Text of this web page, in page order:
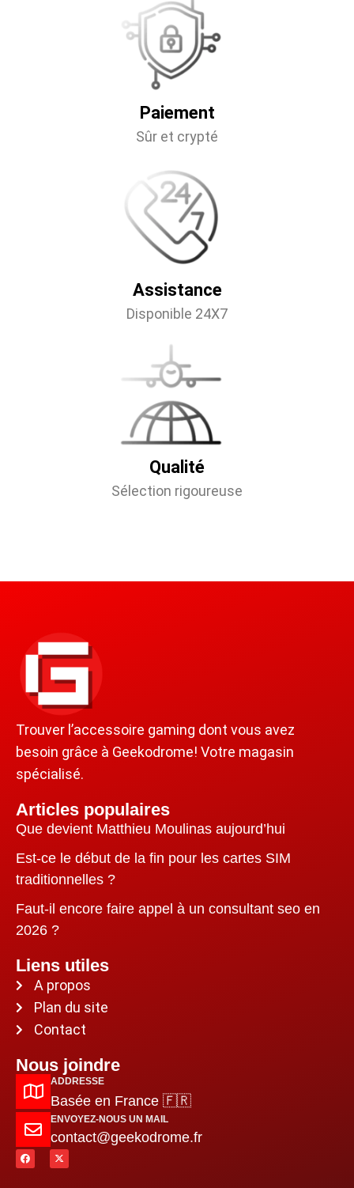
Paiement
Sûr et crypté
Assistance
Disponible 24X7
Qualité
Sélection rigoureuse
Trouver l’accessoire gaming dont vous avez
besoin grâce à Geekodrome! Votre magasin
spécialisé.
Articles populaires
Que devient Matthieu Moulinas aujourd’hui
Est-ce le début de la fin pour les cartes SIM
traditionnelles ?
Faut-il encore faire appel à un consultant seo en
2026 ?
Liens utiles
A propos
Plan du site
Contact
Nous joindre
ADDRESSE
Basée en France 🇫🇷
ENVOYEZ-NOUS UN MAIL
contact@geekodrome.fr